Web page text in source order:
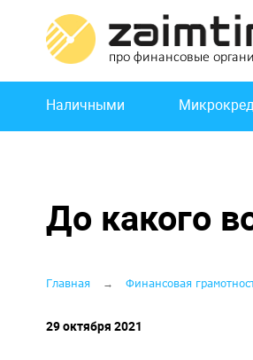
основному
содержанию
Основная
навигация
Наличными
До какого
Строка
навигации
Главная Финансовая
29 октября 2021